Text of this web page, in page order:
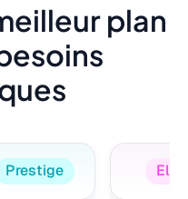
plan
Prestige Elite